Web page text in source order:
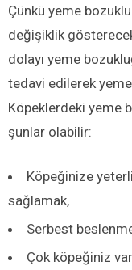
Çünkü yeme
değişiklik
dolayı yeme
tedavi edilerek
Köpeklerdeki yeme
şunlar olabilir:
Köpeğinize
sağlamak,
Serbest
Çok köpeğiniz